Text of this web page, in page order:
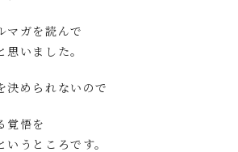
マガを読んで
いました。
決められないので
覚悟を
うところです。